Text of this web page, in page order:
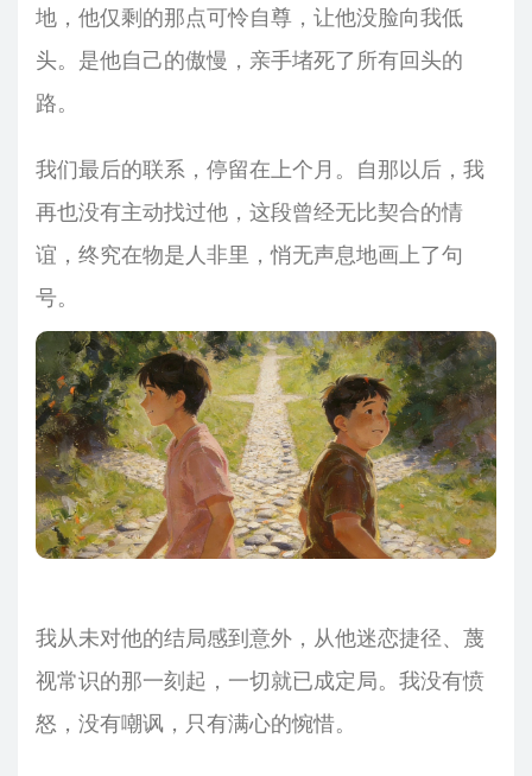
地，他仅剩的那点可怜自尊，让他没脸向我低
头。是他自己的傲慢，亲手堵死了所有回头的
路。
我们最后的联系，停留在上个月。自那以后，我
再也没有主动找过他，这段曾经无比契合的情
谊，终究在物是人非里，悄无声息地画上了句
号。
我从未对他的结局感到意外，从他迷恋捷径、蔑
视常识的那一刻起，一切就已成定局。我没有愤
怒，没有嘲讽，只有满心的惋惜。